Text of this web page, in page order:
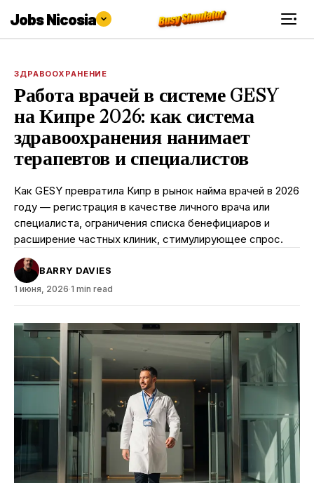
Jobs Nicosia
ЗДРАВООХРАНЕНИЕ
Работа врачей в системе GESY
на Кипре 2026: как система
здравоохранения нанимает
терапевтов и специалистов
Как GESY превратила Кипр в рынок найма врачей в 2026
году — регистрация в качестве личного врача или
специалиста, ограничения списка бенефициаров и
расширение частных клиник, стимулирующее спрос.
BARRY DAVIES
1 июня, 2026·1 min read